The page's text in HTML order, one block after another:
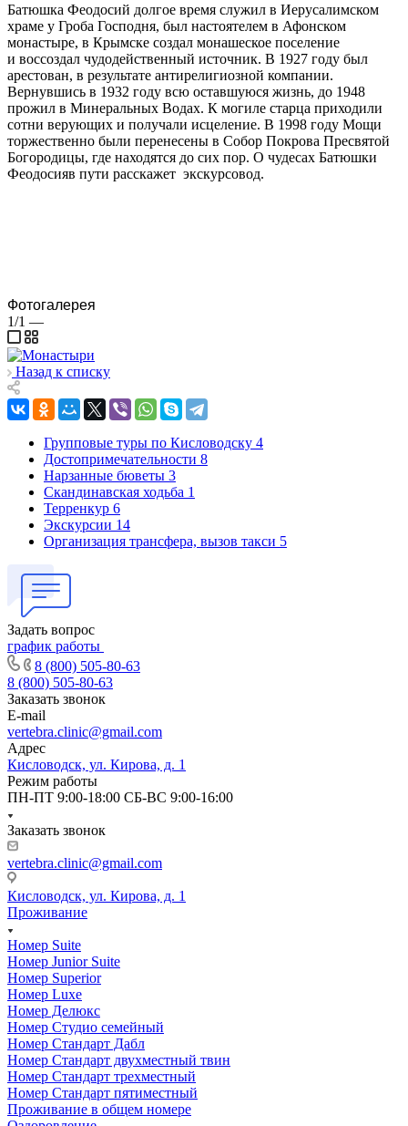
Батюшка Феодосий долгое время служил в Иерусалимском
храме у Гроба Господня, был настоятелем в Афонском
монастыре, в Крымске создал монашеское поселение
и воссоздал чудодейственный источник. В 1927 году был
арестован, в результате антирелигиозной компании.
Вернувшись в 1932 году всю оставшуюся жизнь, до 1948
прожил в Минеральных Водах. К могиле старца приходили
сотни верующих и получали исцеление. В 1998 году Мощи
торжественно были перенесены в Собор Покрова Пресвятой
Богородицы, где находятся до сих пор. О чудесах Батюшки
Феодосияв пути расскажет экскурсовод.
Фотогалерея
1/1 —
Назад к списку
Групповые туры по Кисловодску 4
Достопримечательности 8
Нарзанные бюветы 3
Скандинавская ходьба 1
Терренкур 6
Экскурсии 14
Организация трансфера, вызов такси 5
Задать вопрос
график работы
8 (800) 505-80-63
8 (800) 505-80-63
Заказать звонок
E-mail
vertebra.clinic@gmail.com
Адрес
Кисловодск, ул. Кирова, д. 1
Режим работы
ПН-ПТ 9:00-18:00 СБ-ВС 9:00-16:00
Заказать звонок
vertebra.clinic@gmail.com
Кисловодск, ул. Кирова, д. 1
Проживание
Номер Suite
Номер Junior Suite
Номер Superior
Номер Luxe
Номер Делюкс
Номер Студио семейный
Номер Стандарт Дабл
Номер Стандарт двухместный твин
Номер Стандарт трехместный
Номер Стандарт пятиместный
Проживание в общем номере